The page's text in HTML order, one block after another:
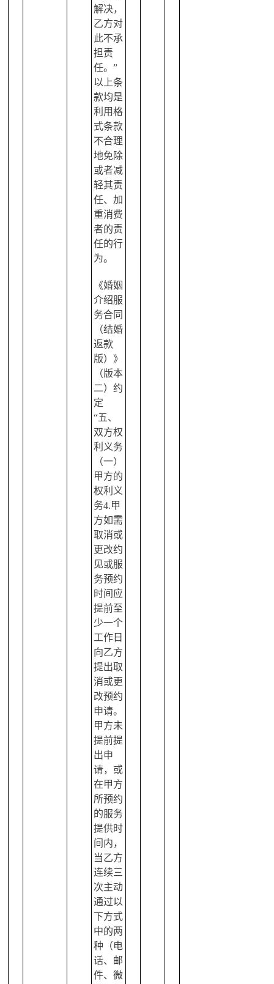
解决，
乙方对
此不承
担责
任。”
以上条
款均是
利用格
式条款
不合理
地免除
或者减
轻其责
任、加
重消费
者的责
任的行
为。
《婚姻
介绍服
务合同
（结婚
返款
版）》
（版本
二）约
定
“五、
双方权
利义务
（一）
甲方的
权利义
务4.甲
方如需
取消或
更改约
见或服
务预约
时间应
提前至
少一个
工作日
向乙方
提出取
消或更
改预约
申请。
甲方未
提前提
出申
请，或
在甲方
所预约
的服务
提供时
间内，
当乙方
连续三
次主动
通过以
下方式
中的两
种（电
话、邮
件、微